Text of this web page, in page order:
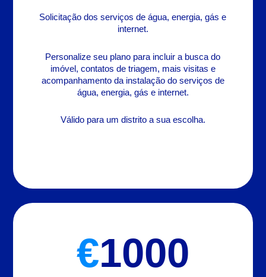
Solicitação dos serviços de água, energia, gás e
internet.
Personalize seu plano para incluir a busca do
imóvel, contatos de triagem, mais visitas e
acompanhamento da instalação do serviços de
água, energia, gás e internet.
Válido para um distrito a sua escolha.
€1000